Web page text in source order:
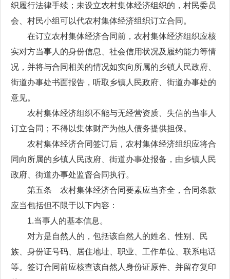
织履行法律手续；未设立农村集体经济组织的，村民委员
会、村民小组可以代农村集体经济组织订立合同。
在订立农村集体经济合同前，农村集体经济组织应核
实对方当事人的身份信息、社会信用状况及履约能力等情
况，并将与合同相关的情况如实向所属的乡镇人民政府、
街道办事处书面报告，听取乡镇人民政府、街道办事处的
意见。
农村集体经济组织不能与无经营资质、失信的当事人
订立合同；不得以集体财产为他人债务提供担保。
农村集体经济合同签订后，农村集体经济组织应将合
同向所属的乡镇人民政府、街道办事处报备，由乡镇人民
政府、街道办事处监督合同执行。
第五条 农村集体经济合同要素应当齐全，合同条款
应当包括但不限于以下内容：
1.当事人的基本信息。
对方是自然人的，包括该自然人的姓名、性别、民
族、身份证号码、居住地址、职业、工作单位、联系电话
等。签订合同前应核查该自然人身份证原件、并留存复印